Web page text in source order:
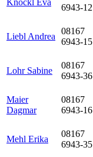
Knöckl Eva
6943-12
Liebl Andrea
08167
6943-15
Lohr Sabine
08167
6943-36
Maier
Dagmar
08167
6943-16
Mehl Erika
08167
6943-35